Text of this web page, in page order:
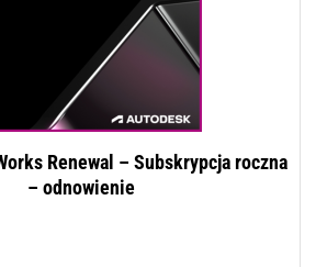
Renewal – Subskrypcja roczna
– odnowienie